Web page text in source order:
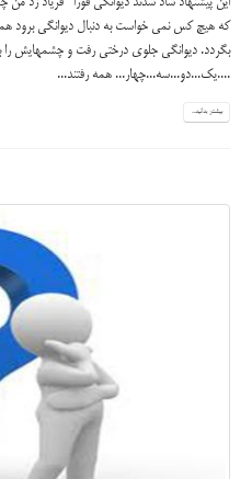
که هیچ کس نمی خواست به دنبال دیوانگی برود
بگردد. دیوانگی جلوی درختی رفت و چشمهایش
....یک...دو...سه...چهار... همه رفتند...
بیشتر بدانید...